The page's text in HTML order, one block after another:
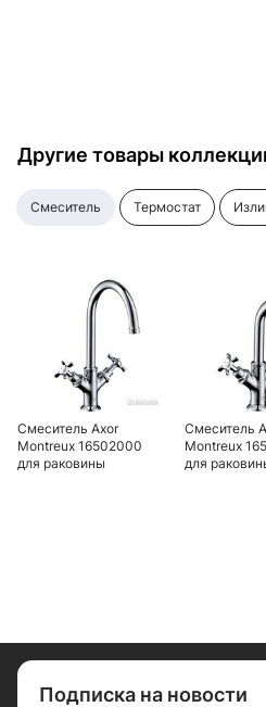
Другие товары
смеситель термостат
Смеситель Axor
Montreux 16502000
для раковины
Смеситель
Montreux
для
Подписка на новости